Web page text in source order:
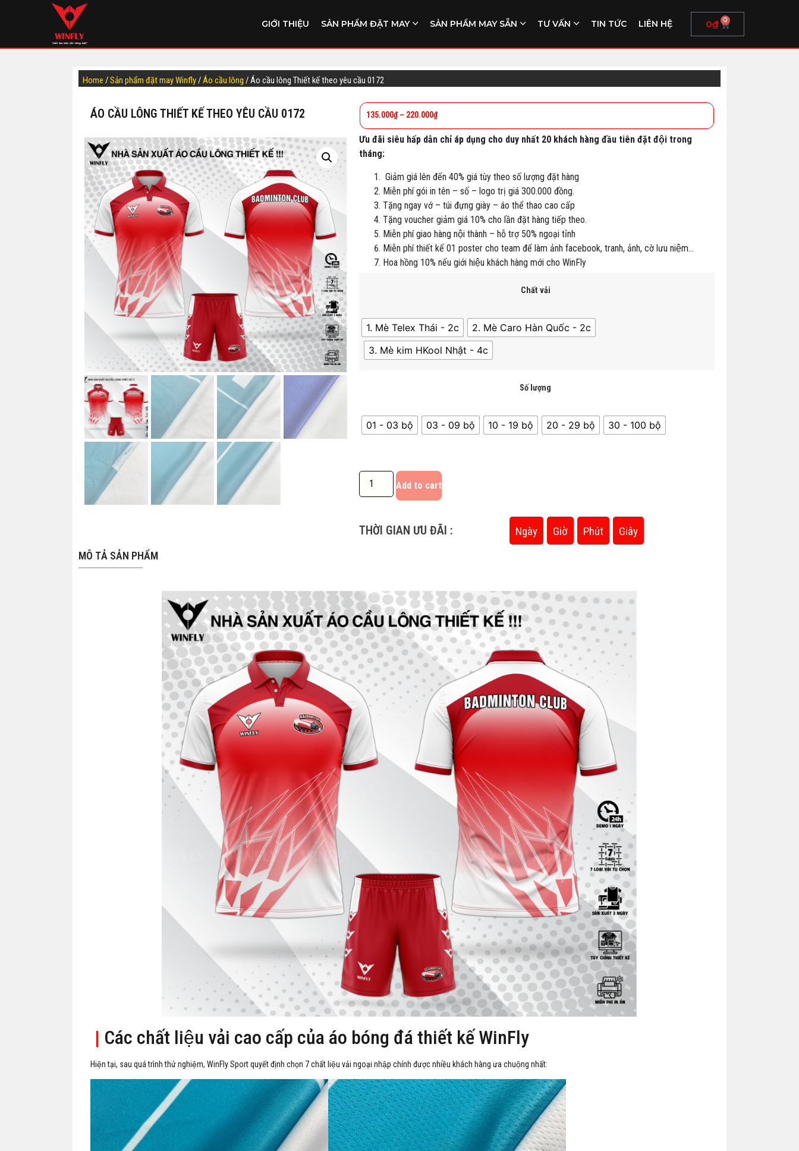
GIỚI THIỆU SẢN PHẨM ĐẶT MAY SẢN PHẨM MAY SẴN TƯ VẤN TIN TỨC LIÊN HỆ 0₫ 0
Home /Sản phẩm đặt may Winfly/Áo cầu lông / Áo cầu lông Thiết kế theo yêu cầu 0172
ÁO CẦU LÔNG THIẾT KẾ THEO YÊU CẦU 0172 135.000₫– 220.000₫
Ưu đãi siêu hấp dẫn chỉ áp dụng cho duy nhất 20 khách hàng đầu tiên đặt đội trong
tháng:
Giảm giá lên đến 40% giá tùy theo số lượng đặt hàng
Miễn phí gói in tên – số – logo trị giá 300.000 đồng.
Tặng ngay vớ – túi đựng giày – áo thể thao cao cấp
Tặng voucher giảm giá 10% cho lần đặt hàng tiếp theo.
Miễn phí giao hàng nội thành – hỗ trợ 50% ngoại tỉnh
Miễn phí thiết kế 01 poster cho team để làm ảnh facebook, tranh, ảnh, cờ lưu niệm…
Hoa hồng 10% nếu giới hiệu khách hàng mới cho WinFly
Chất vải
1. Mè Telex Thái - 2c
2. Mè Caro Hàn Quốc - 2c
3. Mè kim HKool Nhật - 4c
Số lượng
01 - 03 bộ 03 - 09 bộ 10 - 19 bộ 20 - 29 bộ 30 - 100 bộ
Add to cart
THỜI GIAN ƯU ĐÃI : Ngày Giờ Phút Giây
MÔ TẢ SẢN PHẨM
| Các chất liệu vải cao cấp của áo bóng đá thiết kế WinFly
Hiện tại, sau quá trình thử nghiệm, WinFly Sport quyết định chọn 7 chất liệu vải ngoại nhập chính được nhiều khách hàng ưa chuộng nhất: